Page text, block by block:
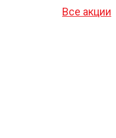
Все акции